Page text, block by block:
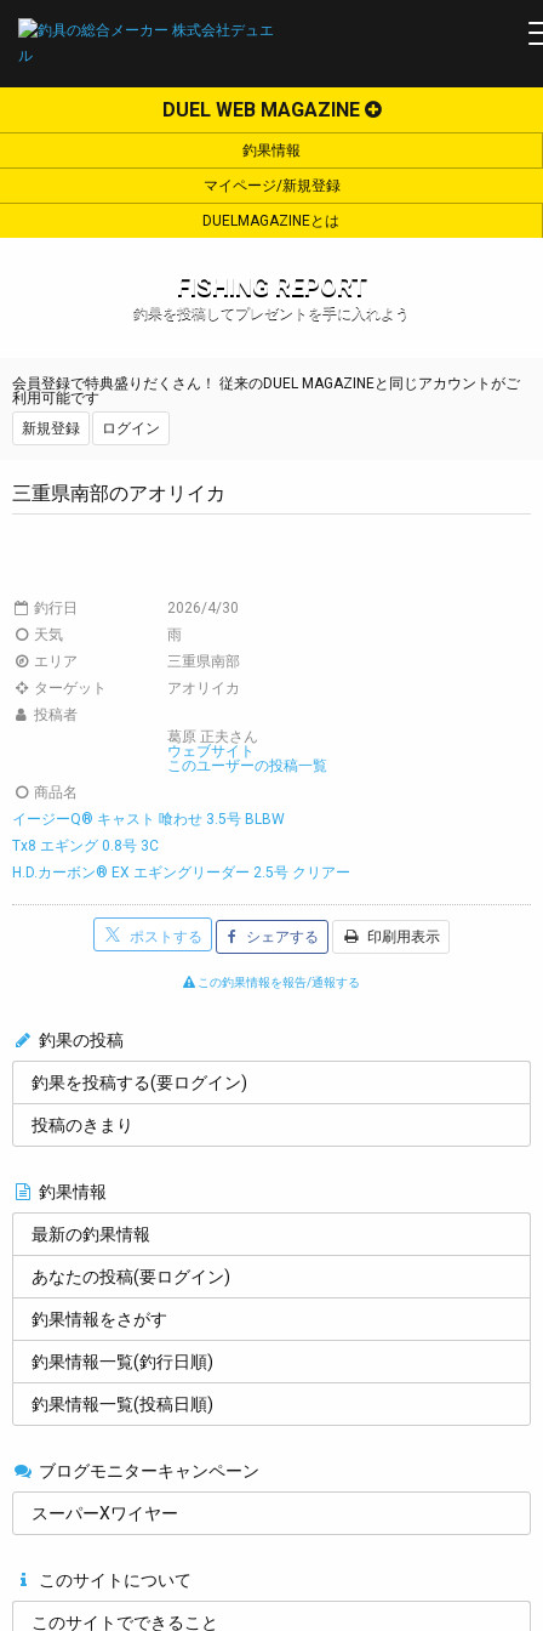
DUEL WEB MAGAZINE
釣果情報
マイページ/新規登録
DUELMAGAZINEとは
FISHING REPORT
釣果を投稿してプレゼントを手に入れよう
会員登録で特典盛りだくさん！ 従来のDUEL MAGAZINEと同じアカウントがご
利用可能です
新規登録
ログイン
釣果の投稿
釣果を投稿する(要ログイン)
投稿のきまり
釣果情報
最新の釣果情報
あなたの投稿(要ログイン)
釣果情報をさがす
釣果情報一覧(釣行日順)
釣果情報一覧(投稿日順)
ブログモニターキャンペーン
スーパーXワイヤー
このサイトについて
このサイトでできること
三重県南部のアオリイカ
釣行日
2026/4/30
天気
雨
エリア
三重県南部
ターゲット
アオリイカ
投稿者
葛原 正夫さん
ウェブサイト
このユーザーの投稿一覧
商品名
イージーQ® キャスト 喰わせ 3.5号 BLBW
Tx8 エギング 0.8号 3C
H.D.カーボン® EX エギングリーダー 2.5号 クリアー
ポストする シェアする 印刷用表示
この釣果情報を報告/通報する